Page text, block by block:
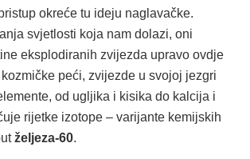
okreće tu ideju naglavačke.
svjetlosti koja nam dolazi, oni
eksplodiranih zvijezda upravo ovdje
peći, zvijezde u svojoj jezgri
od ugljika i kisika do kalcija i
rijetke izotope – varijante kemijskih
željeza-60.